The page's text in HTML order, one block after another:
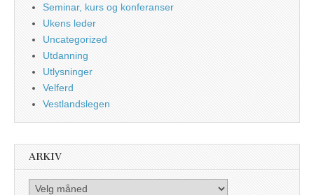
Seminar, kurs og konferanser
Ukens leder
Uncategorized
Utdanning
Utlysninger
Velferd
Vestlandslegen
ARKIV
Arkiv